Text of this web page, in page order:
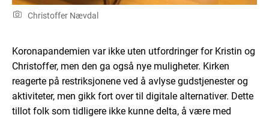
Christoffer Nævdal
Koronapandemien var ikke uten utfordringer for Kristin og
Christoffer, men den ga også nye muligheter. Kirken
reagerte på restriksjonene ved å avlyse gudstjenester og
aktiviteter, men gikk fort over til digitale alternativer. Dette
tillot folk som tidligere ikke kunne delta, å være med